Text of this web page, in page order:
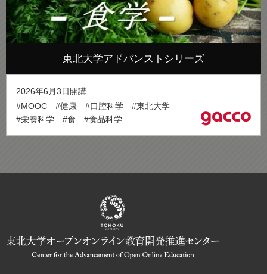
東北大学アドバンストシリーズ
2026年6月3日開講
#MOOC
#健康 #口腔科学
#東北大学
#栄養科学
#食 #食品科学